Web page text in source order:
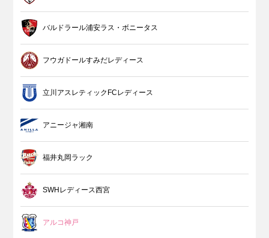
バルドラール浦安ラス・ボニータス
フウガドールすみだレディース
立川アスレティックFCレディース
アニージャ湘南
福井丸岡ラック
SWHレディース西宮
アルコ神戸